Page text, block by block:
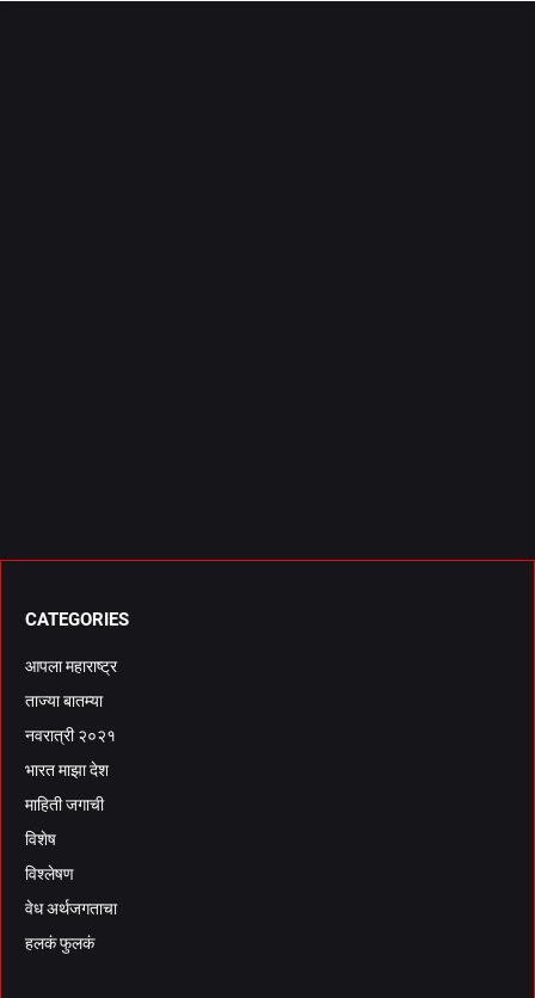
CATEGORIES
आपला महाराष्ट्र
ताज्या बातम्या
नवरात्री २०२१
भारत माझा देश
माहिती जगाची
विशेष
विश्लेषण
वेध अर्थजगताचा
हलकं फुलकं